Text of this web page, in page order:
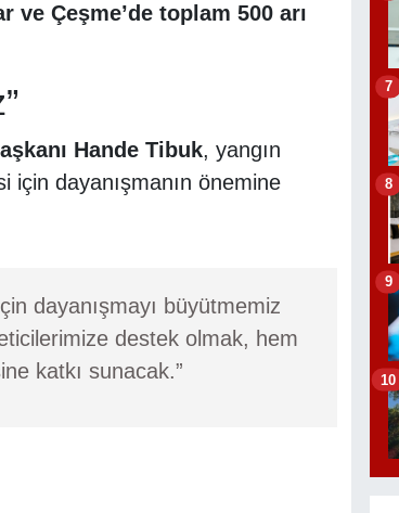
ve Çeşme’de toplam 500 arı
Hande Tibuk, yangın
için dayanışmanın önemine
dayanışmayı büyütmemiz
destek olmak, hem
katkı sunacak.”
7
8
9
10